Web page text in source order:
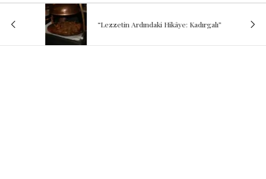
“Lezzetin Ardındaki Hikâye: Kadırgalı”